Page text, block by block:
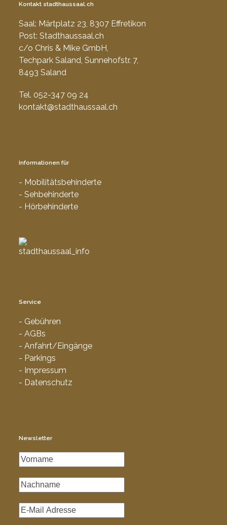
Kontakt stadthaussaal.ch
Saal: Märtplatz 23, 8307 Effretikon
Post: Stadthaussaal.ch
c/o Chris & Mike GmbH,
Techpark Saland, Sunnehofstr. 7,
8493 Saland
Tel. 052-347 09 24
kontakt@stadthaussaal.ch
Informationen für
- Mobilitätsbehinderte
- Sehbehinderte
- Hörbehinderte
Service
- Gebühren
- AGBs
- Anfahrt/Eingänge
- Parkings
- Impressum
- Datenschutz
Newsletter